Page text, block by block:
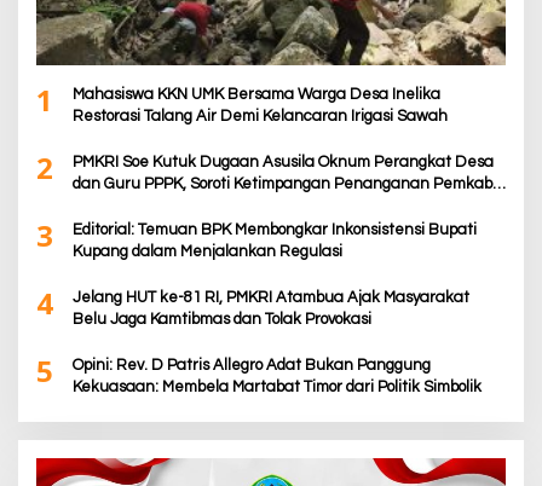
1
Mahasiswa KKN UMK Bersama Warga Desa Inelika
Restorasi Talang Air Demi Kelancaran Irigasi Sawah
2
PMKRI Soe Kutuk Dugaan Asusila Oknum Perangkat Desa
dan Guru PPPK, Soroti Ketimpangan Penanganan Pemkab
3
Editorial: Temuan BPK Membongkar Inkonsistensi Bupati
Kupang dalam Menjalankan Regulasi
4
Jelang HUT ke-81 RI, PMKRI Atambua Ajak Masyarakat
Belu Jaga Kamtibmas dan Tolak Provokasi
5
Opini: Rev. D Patris Allegro Adat Bukan Panggung
Kekuasaan: Membela Martabat Timor dari Politik Simbolik